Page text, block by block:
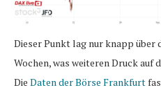
Dieser Punkt lag nur knapp
Wochen, was weiteren Druck auf
Die Daten der Börse Frankfurt